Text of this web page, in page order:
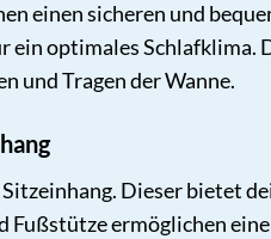
einen sicheren und
optimales Schlafklima.
und Tragen der Wanne.
Dieser bietet
ermöglichen